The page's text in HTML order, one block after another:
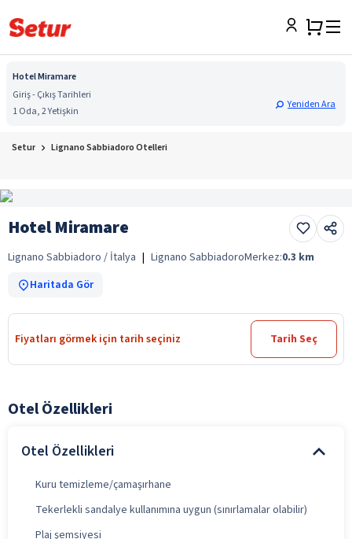
Hotel Miramare
Giriş - Çıkış Tarihleri
1 Oda, 2 Yetişkin
Yeniden Ara
Setur Lignano Sabbiadoro Otelleri
Hotel Miramare
Lignano Sabbiadoro / İtalya | Lignano SabbiadoroMerkez:0.3 km
Haritada Gör
Fiyatları görmek için tarih seçiniz Tarih Seç
Otel Özellikleri
Otel Özellikleri
Kuru temizleme/çamaşırhane
Tekerlekli sandalye kullanımına uygun (sınırlamalar olabilir)
Plaj şemsiyesi